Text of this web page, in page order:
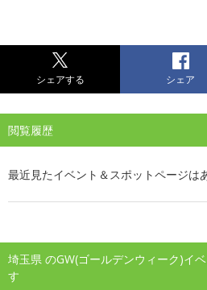
シェアする シェア
閲覧履歴
最近見たイベント＆スポットページは
埼玉県 のGW(ゴールデンウィーク)イ
す